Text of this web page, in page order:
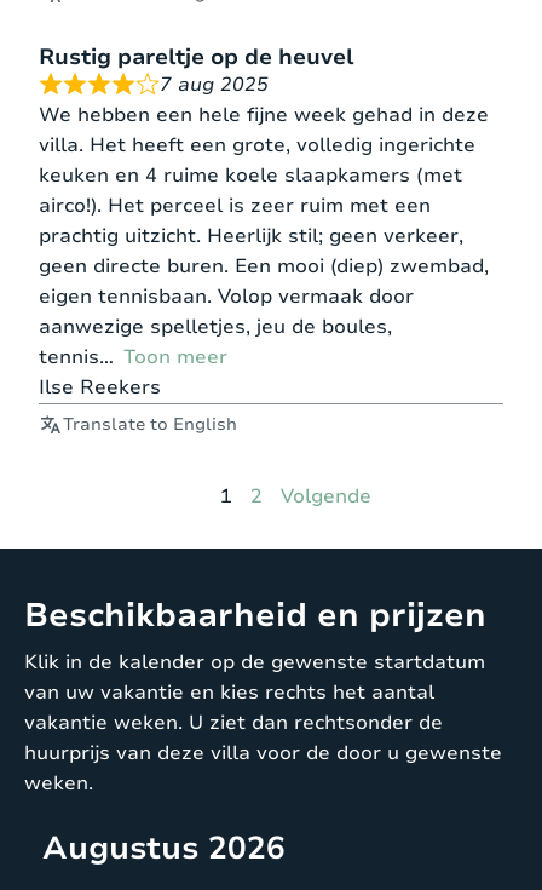
Rustig pareltje op de heuvel
7 aug 2025
We hebben een hele fijne week gehad in deze
villa. Het heeft een grote, volledig ingerichte
keuken en 4 ruime koele slaapkamers (met
airco!). Het perceel is zeer ruim met een
prachtig uitzicht. Heerlijk stil; geen verkeer,
geen directe buren. Een mooi (diep) zwembad,
eigen tennisbaan. Volop vermaak door
aanwezige spelletjes, jeu de boules,
tennis
Toon meer
Ilse Reekers
Translate to English
Pagina
1 Pagina
2 Volgende
Beschikbaarheid en prijzen
Klik in de kalender op de gewenste startdatum
van uw vakantie en kies rechts het aantal
vakantie weken. U ziet dan rechtsonder de
huurprijs van deze villa voor de door u gewenste
weken.
Augustus 2026